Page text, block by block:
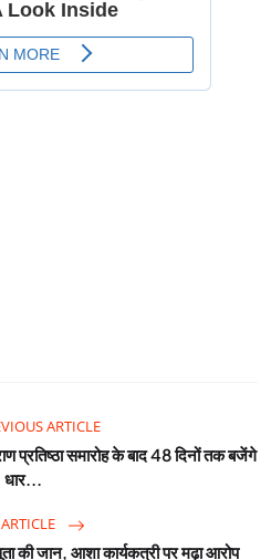
ARTICLE
समारोह के बाद 48 दिनों तक बजेंगे
धार...
की जान, आशा कार्यकत्री पर मढ़ा आरोप